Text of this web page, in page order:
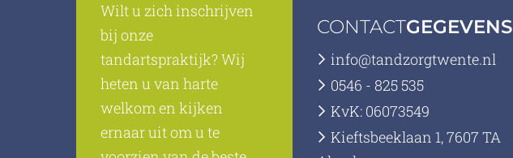
Wilt u zich inschrijven
bij onze
tandartspraktijk? Wij
heten u van harte
welkom en kijken
ernaar uit om u te
CONTACTGEGEVENS
info@tandzorgtwente.nl
0546 - 825 535
KvK: 06073549
Kieftsbeeklaan 1, 7607 TA